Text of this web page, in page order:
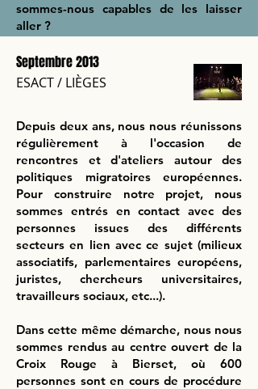
sommes-nous capables de les laisser
aller ?
Septembre 2013
ESACT / LIÈGES
Depuis deux ans, nous nous réunissons
régulièrement à l'occasion de
rencontres et d'ateliers autour des
politiques migratoires européennes.
Pour construire notre projet, nous
sommes entrés en contact avec des
personnes issues des différents
secteurs en lien avec ce sujet (milieux
associatifs, parlementaires européens,
juristes, chercheurs universitaires,
travailleurs sociaux, etc...).
Dans cette même démarche, nous nous
sommes rendus au centre ouvert de la
Croix Rouge à Bierset, où 600
personnes sont en cours de procédure